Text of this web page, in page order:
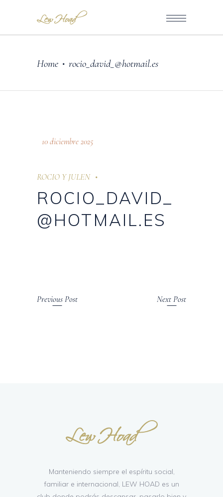
Home • rocio_david_@hotmail.es
10 diciembre 2025
ROCIO Y JULEN
ROCIO_DAVID_
@HOTMAIL.ES
Previous Post Next Post
Manteniendo siempre el espíritu social,
familiar e internacional, LEW HOAD es un